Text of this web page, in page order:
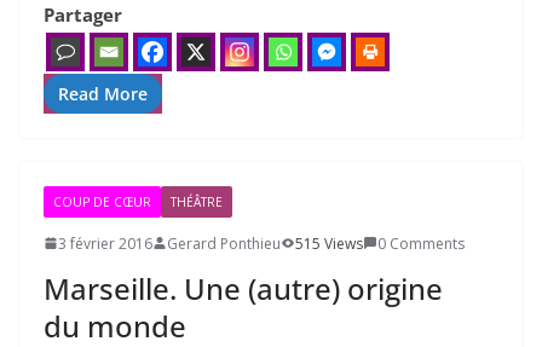
Partager
Read More
COUP DE CŒUR THÉÂTRE
3 février 2016 Gerard Ponthieu 515 Views 0 Comments
Marseille. Une (autre) origine
du monde